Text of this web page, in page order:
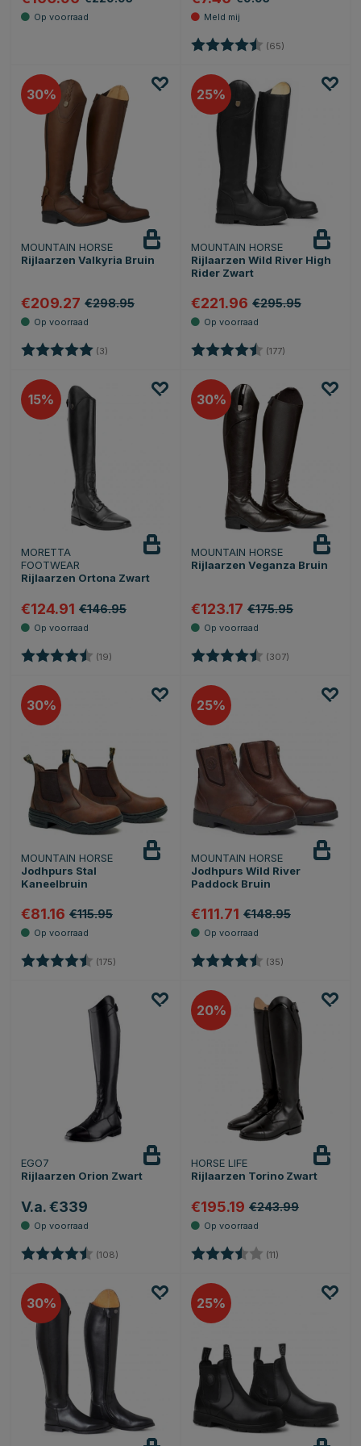
Beoordeling: (65)
30
MOUNTAIN HORSE
Rijlaarzen Valkyria Bruin
€209.27 €298.95
Beoordeling: (3)
25
MOUNTAIN HORSE
Rijlaarzen Wild River High
Rider Zwart
€221.96 €295.95
Beoordeling: (177)
15
MORETTA
FOOTWEAR
Rijlaarzen Ortona Zwart
€124.91 €146.95
Beoordeling: (19)
30
MOUNTAIN HORSE
Rijlaarzen Veganza Bruin
€123.17 €175.95
Beoordeling: (307)
30
MOUNTAIN HORSE
Jodhpurs Stal
Kaneelbruin
€81.16 €115.95
Beoordeling: (175)
25
MOUNTAIN HORSE
Jodhpurs Wild River
Paddock Bruin
€111.71 €148.95
Beoordeling: (35)
EGO7
Rijlaarzen Orion Zwart
V.a. €339
Beoordeling: (108) 4.3 uit 5 sterren
20
HORSE LIFE
Rijlaarzen Torino Zwart
€195.19 €243.99
Beoordeling: (11)
30 25